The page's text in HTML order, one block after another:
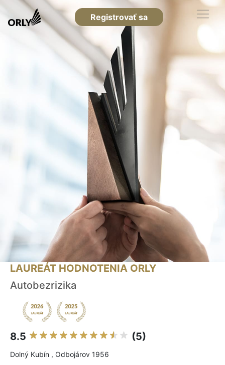
Registrovať sa
LAUREÁT HODNOTENIA ORLY
Autobezrizika
8.5 (5)
Dolný Kubín , Odbojárov 1956